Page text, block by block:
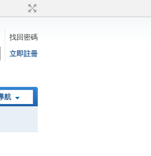
找回密碼
立即註冊
航